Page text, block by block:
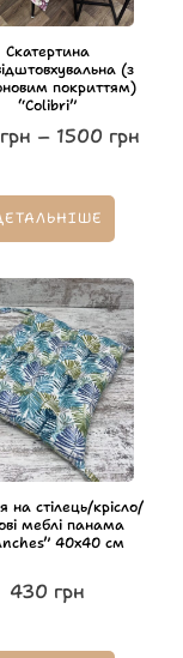
Скатертина
(з
покриттям)
“Colibri”
грн – 1500 грн
на стілець/крісло/
меблі панама
40х40 см
430 грн